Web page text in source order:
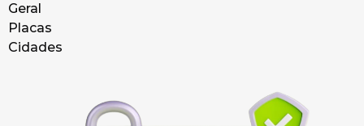
Geral
Placas
Cidades